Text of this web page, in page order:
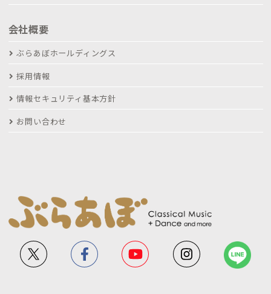
会社概要
ぶらあぼホールディングス
採用情報
情報セキュリティ基本方針
お問い合わせ